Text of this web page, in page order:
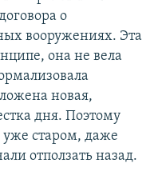
о
вооружениях. Эта
она не вела
новая,
дня. Поэтому
старом, даже
отползать назад.